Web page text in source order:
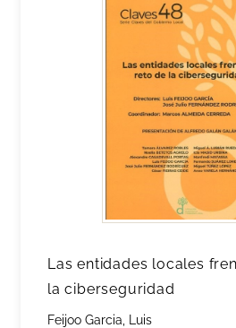
Las entidades locales
la ciberseguridad
Feijoo Garcia, Luis